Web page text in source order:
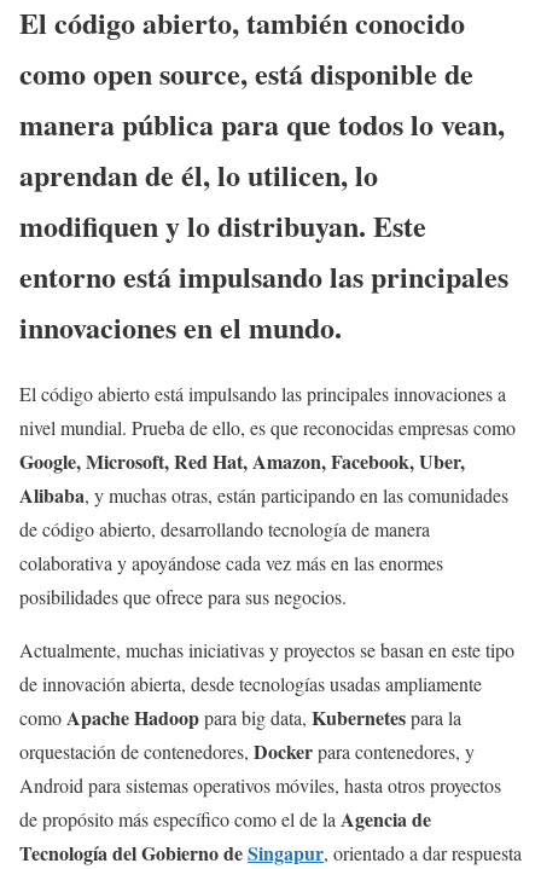
El código abierto, también conocido
como open source, está disponible de
manera pública para que todos lo vean,
aprendan de él, lo utilicen, lo
modifiquen y lo distribuyan. Este
entorno está impulsando las principales
innovaciones en el mundo.
El código abierto está impulsando las principales innovaciones a
nivel mundial. Prueba de ello, es que reconocidas empresas como
Google, Microsoft, Red Hat, Amazon, Facebook, Uber,
Alibaba, y muchas otras, están participando en las comunidades
de código abierto, desarrollando tecnología de manera
colaborativa y apoyándose cada vez más en las enormes
posibilidades que ofrece para sus negocios.
Actualmente, muchas iniciativas y proyectos se basan en este tipo
de innovación abierta, desde tecnologías usadas ampliamente
comoApache Hadooppara big data, Kubernetespara la
orquestación de contenedores, Dockerpara contenedores, y
Android para sistemas operativos móviles, hasta otros proyectos
de propósito más específico como el de laAgencia de
Tecnología del Gobierno deSingapur, orientado a dar respuesta